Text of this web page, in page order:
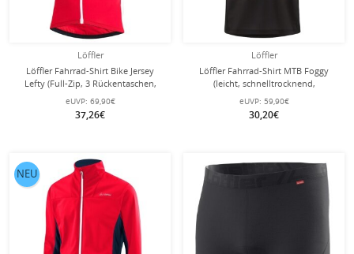
Löffler
Löffler Fahrrad-Shirt Bike Jersey
Lefty (Full-Zip, 3 Rückentaschen,
schnelltrocknend) bunt Herren
eUVP: 69,90€
37,26€
Löffler
Löffler Fahrrad-Shirt MTB Foggy
(leicht, schnelltrocknend,
atmungsaktiv) lemongelb/schwarz
Herren
eUVP: 59,90€
30,20€
NEU